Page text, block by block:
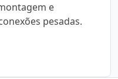
e
pesadas.